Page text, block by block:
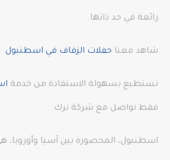
رائعة في حد ذاتها.
شاهد معنا حفلات الزفاف في اسطنبول
تستطيع بسهولة الاستفادة من خدمة
فقط تواصل مع شركة ترك.
اسطنبول، المحصورة بين آسيا وأوروبا،